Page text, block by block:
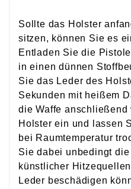
Sollte das Holster
sitzen, können Sie es
Entladen Sie die
in einen dünnen
Sie das Leder des
Sekunden mit heißem
die Waffe
Holster ein und lassen
bei Raumtemperatur
Sie dabei unbedingt die
künstlicher
Leder beschädigen